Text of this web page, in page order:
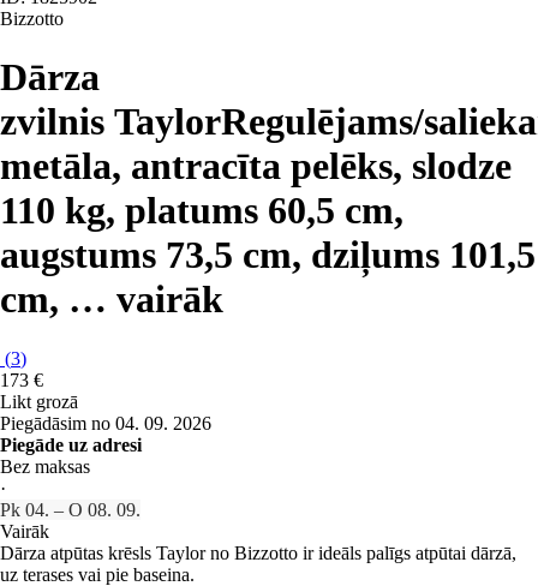
Bizzotto
Dārza
zvilnis TaylorRegulējams/
metāla, antracīta pelēks, slodze
110 kg, platums 60,5 cm,
augstums 73,5 cm, dziļums 101,5
cm, … vairāk
(3)
173 €
Likt grozā
Piegādāsim no 04. 09. 2026
Piegāde uz adresi
Bez maksas
·
Pk 04. – O 08. 09.
Vairāk
Dārza atpūtas krēsls Taylor no Bizzotto ir ideāls palīgs atpūtai dārzā,
uz terases vai pie baseina.